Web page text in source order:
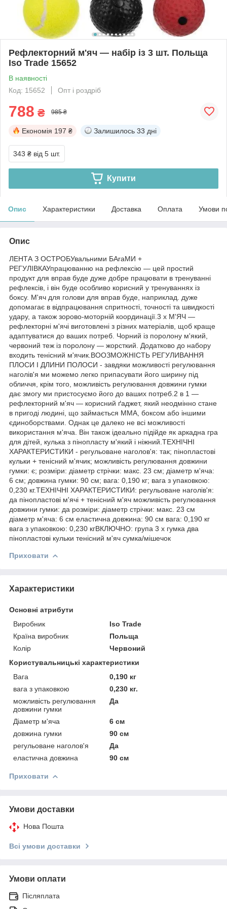
Рефлекторний м'яч — набір із 3 шт. Польща
Iso Trade 15652
В наявності
Код: 15652
Опт і роздріб
788 ₴ 985 ₴
Економія 197 ₴ Залишилось 33 дні
343 ₴ від 5 шт.
Купити
Опис Характеристики Доставка Оплата Умови
Опис
ЛЕНТА З ОСТРОБУвальними БАraМИ +
РЕГУЛІВКАУпрацюванню на рефлексію — цей простий
продукт для вправ буде дуже добре працювати в тренуванні
рефлексів, і він буде особливо корисний у тренуваннях із
боксу. М'яч для голови для вправ буде, наприклад. дуже
допомагає в відпрацювання спритності, точності та швидкості
удару, а також зорово-моторній координації.3 х М'ЯЧ —
рефлекторні м'ячі виготовлені з різних матеріалів, щоб краще
адаптуватися до ваших потреб. Чорний із поролону м'який,
червоний теж із поролону — жорсткий. Додатково до набору
входить тенісний м'ячик.ВООЗМОЖНІСТЬ РЕГУЛИВАННЯ
ПЛОСИ І ДЛИНИ ПОЛОСИ - завдяки можливості регулювання
наголів'я ми можемо легко припасувати його ширину під
обличчя, крім того, можливість регулювання довжини гумки
дає змогу ми пристосуємо його до ваших потреб.2 в 1 —
рефлекторний м'яч — корисний ґаджет, який неодмінно стане
в пригоді людині, що займається ММА, боксом або іншими
єдиноборствами. Однак це далеко не всі можливості
використання м'яча. Він також ідеально підійде як аркадна гра
для дітей, кулька з пінопласту м'який і ніжний.ТЕХНІЧНІ
ХАРАКТЕРИСТИКИ - регульоване наголов'я: так; пінопластові
кульки + тенісний м'ячик; можливість регулювання довжини
гумки: є; розміри: діаметр стрічки: макс. 23 см; діаметр м'яча:
6 см; довжина гумки: 90 см; вага: 0,190 кг; вага з упаковкою:
0,230 кг.ТЕХНІЧНІ ХАРАКТЕРИСТИКИ: регульоване наголів'я:
да пінопластові м'ячі + тенісний м'яч можливість регулювання
довжини гумки: да розміри: діаметр стрічки: макс. 23 см
діаметр м'яча: 6 см еластична довжина: 90 см вага: 0,190 кг
вага з упаковкою: 0,230 кгВКЛЮЧНО: група 3 х гумка два
пінопластові кульки тенісний м'яч сумка/мішечок
Приховати
Характеристики
Основні атрибути
Виробник
Iso Trade
Країна виробник
Польща
Колір
Червоний
Користувальницькі характеристики
Вага
0,190 кг
вага з упаковкою
0,230 кг.
можливість регулювання
довжини гумки
Да
Діаметр м'яча
6 см
довжина гумки
90 см
регульоване наголов'я
Да
еластична довжина
90 см
Приховати
Умови доставки
Нова Пошта
Всі умови доставки
Умови оплати
Післяплата